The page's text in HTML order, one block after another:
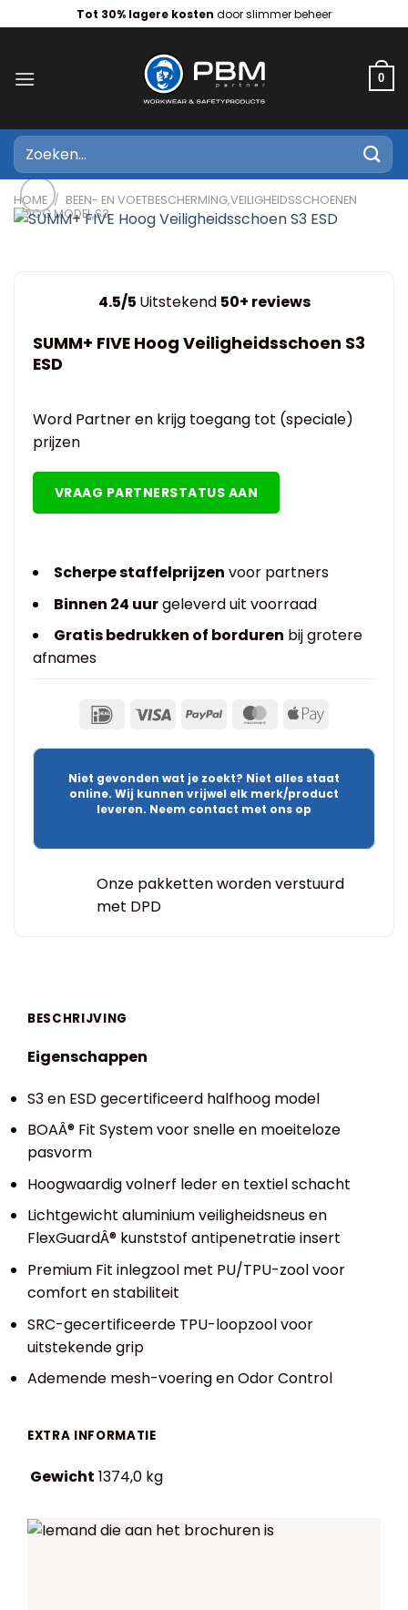
naar
Tot 30% lagere kosten door slimmer beheer
0
Zoeken
naar:
HOME / BEEN- EN VOETBESCHERMING,VEILIGHEIDSSCHOENEN
HOOG MODEL,S3
4.5/5 Uitstekend 50+ reviews
SUMM+ FIVE Hoog Veiligheidsschoen S3
ESD
Word Partner en krijg toegang tot (speciale)
prijzen
VRAAG PARTNERSTATUS AAN
Scherpe staffelprijzen voor partners
Binnen 24 uurgeleverd uit voorraad
Gratis bedrukken of borduren bij grotere
afnames
Niet gevonden wat je zoekt? Niet alles staat
online. Wij kunnen vrijwel elk merk/product
leveren. Neem contact met ons op
Onze pakketten worden verstuurd
met DPD
BESCHRIJVING
Eigenschappen
S3 en ESD gecertificeerd halfhoog model
BOAÂ® Fit System voor snelle en moeiteloze
pasvorm
Hoogwaardig volnerf leder en textiel schacht
Lichtgewicht aluminium veiligheidsneus en
FlexGuardÂ® kunststof antipenetratie insert
Premium Fit inlegzool met PU/TPU-zool voor
comfort en stabiliteit
SRC-gecertificeerde TPU-loopzool voor
uitstekende grip
Ademende mesh-voering en Odor Control
EXTRA INFORMATIE
Gewicht 1374,0 kg